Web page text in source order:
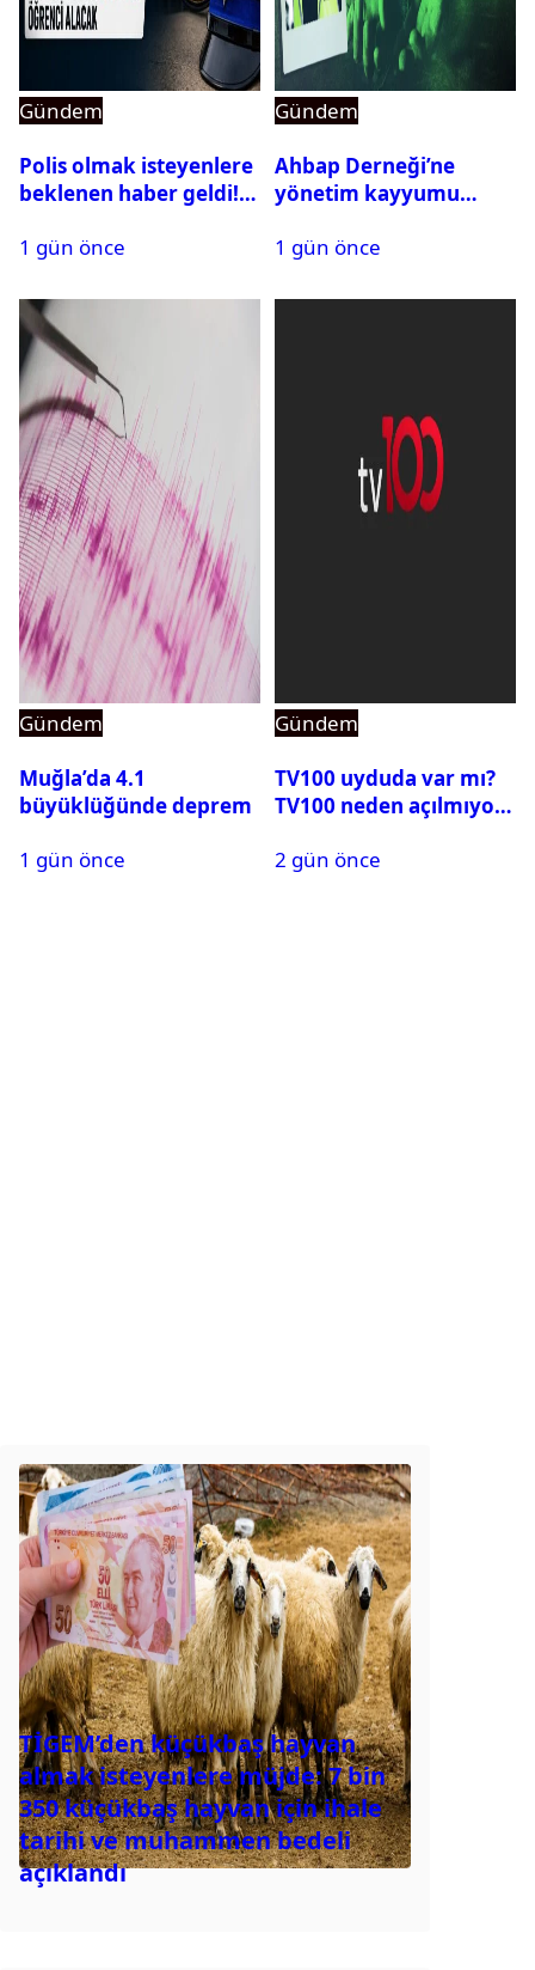
Gündem
Polis olmak isteyenlere
beklenen haber geldi!
1 gün önce
Gündem
Ahbap Derneği’ne
yönetim kayyumu
açıldı
1 gün önce
Gündem
Muğla’da 4.1
büyüklüğünde deprem
1 gün önce
Gündem
TV100 uyduda var mı?
TV100 neden açılmıyor?
2 gün önce
TİGEM’den küçükbaş hayvan
almak isteyenlere müjde: 7 bin
350 küçükbaş hayvan için ihale
tarihi ve muhammen bedeli
açıklandı